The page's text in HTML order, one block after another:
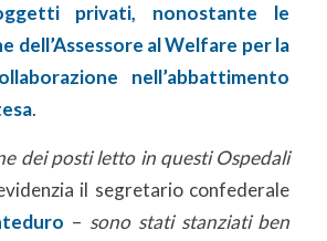
privati, nonostante le
dell’Assessore al Welfare per la
nell’abbattimento
.
dei posti letto in questi Ospedali
il segretario confederale
– sono stati stanziati ben